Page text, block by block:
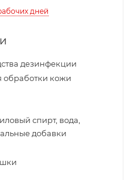
дней
дезинфекции
обработки кожи
спирт, вода,
добавки